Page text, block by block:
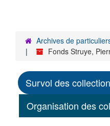
Archives de
Fonds Struye,
Survol des
Organisation des